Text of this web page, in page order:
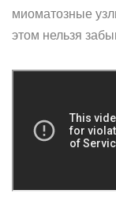
миоматозные
этом нельзя